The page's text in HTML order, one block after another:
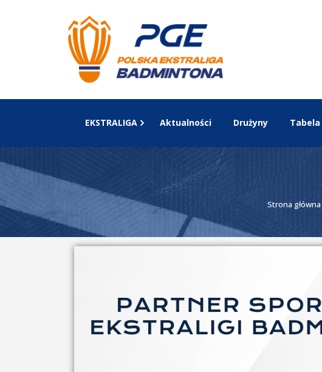
EKSTRALIGA Aktualności Drużyny Tabela
Strona główna